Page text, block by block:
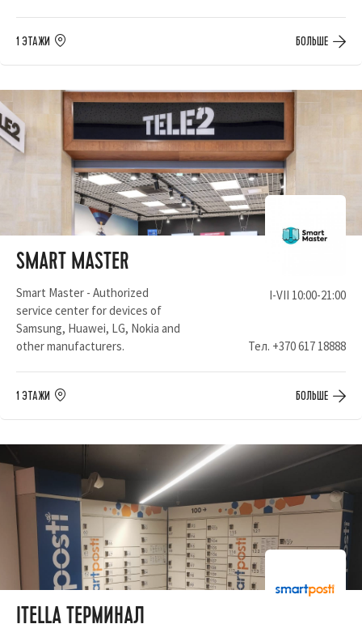
1 ЭТАЖИ БОЛЬШЕ
SMART MASTER
Smart Master - Authorized
service center for devices of
Samsung, Huawei, LG, Nokia and
other manufacturers.
I-VII 10:00-21:00
Тел. +370 617 18888
1 ЭТАЖИ БОЛЬШЕ
ITELLA ТЕРМИНАЛ